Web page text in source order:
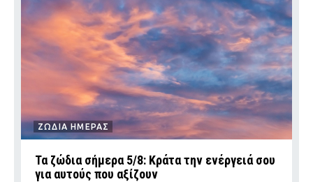
ΖΩΔΙΑ ΗΜΕΡΑΣ
Τα ζώδια σήμερα 5/8: Κράτα την ενέργειά σου
για αυτούς που αξίζουν